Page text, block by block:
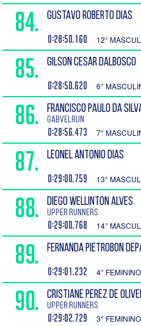
84. GUSTAVO ROBERTO DIAS
0:28:50.160 12°
85. GILSON CESAR DALBOSCO
0:28:50.620 6°
86. FRANCISCO PAULO DA
GABVELRUN
0:28:56.473 7°
87. LEONEL ANTONIO DIAS
0:29:00.759 13°
88. DIEGO WELLINTON ALVES
Upper runners
0:29:00.768 14°
89. FERNANDA PIETROBON
0:29:01.232 4°
90. CRISTIANE PEREZ DE
Upper Runners
0:29:02.729 3°